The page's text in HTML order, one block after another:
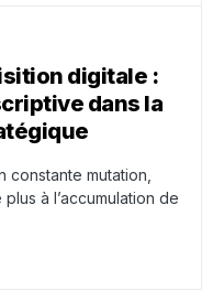
digitale :
dans la
constante mutation,
à l’accumulation de